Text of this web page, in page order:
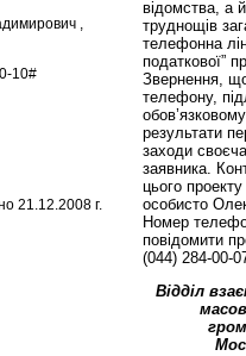
,
10#
21.12.2008 г.
відомства, а
труднощів
телефонна
податкової”
Звернення,
телефону,
результати
заходи
заявника.
цього
особисто
Номер
повідомити
(044) 284-00-
Відділ